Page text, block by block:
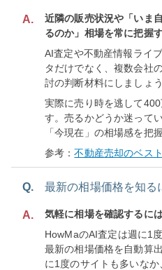
A.
近隣の販売状況や「いま
るのか」相場を常に把握
AI査定や不動産情報ライ
タだけでなく、複数会社
討の判断材料にしましょう
実際に売り時を逃して
す。売るかどうか迷って
「今現在」の相場感を把
参考：不動産売却のベス
Q. 最新の相場価格を知る
A.
気軽に相場を確認するに
HowMaのAI査定は週に1
最新の相場価格を自動算
に1度のサイトも多いな